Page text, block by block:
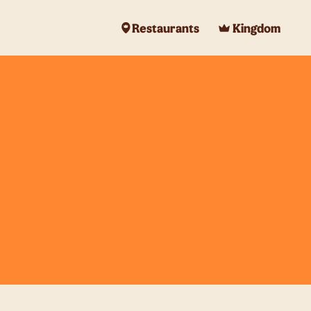
Restaurants
Kingdom